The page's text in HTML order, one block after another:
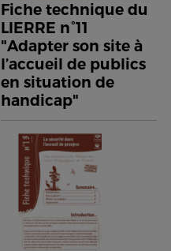
Fiche technique du
LIERRE n°11
"Adapter son site à
l’accueil de publics
en situation de
handicap"